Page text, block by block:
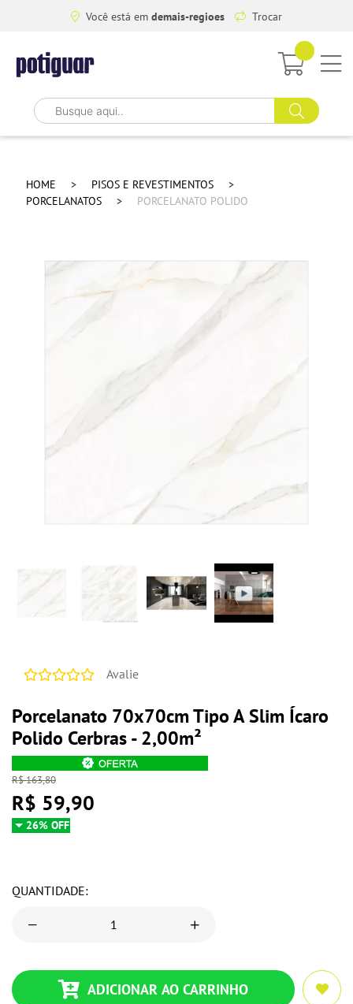
Você está em demais-regioes Trocar
HOME
PISOS E REVESTIMENTOS
PORCELANATOS
PORCELANATO POLIDO
Avalie
Porcelanato 70x70cm Tipo A Slim Ícaro
Polido Cerbras - 2,00m²
R$ 163,80
R$ 59,90
26% OFF
QUANTIDADE:
ADICIONAR AO CARRINHO